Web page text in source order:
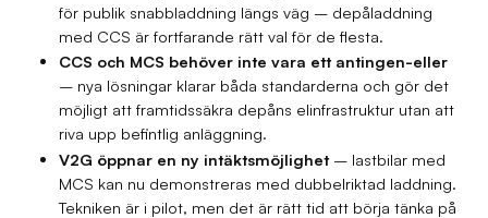
för publik snabbladdning längs väg – depåladdning
med CCS är fortfarande rätt val för de flesta.
CCS och MCS behöver inte vara ett antingen-eller
– nya lösningar klarar båda standarderna och gör det
möjligt att framtidssäkra depåns elinfrastruktur utan att
riva upp befintlig anläggning.
V2G öppnar en ny intäktsmöjlighet– lastbilar med
MCS kan nu demonstreras med dubbelriktad laddning.
Tekniken är i pilot, men det är rätt tid att börja tänka på